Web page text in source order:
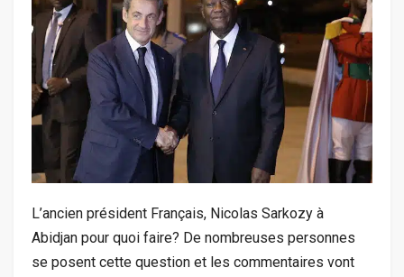
L’ancien président Français, Nicolas Sarkozy à
Abidjan pour quoi faire? De nombreuses personnes
se posent cette question et les commentaires vont